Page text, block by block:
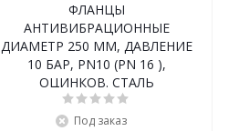
ФЛАНЦЫ
АНТИВИБРАЦИОННЫЕ
ДИАМЕТР 250 ММ, ДАВЛЕНИЕ
10 БАР, PN10 (PN 16 ),
ОЦИНКОВ. СТАЛЬ
Под заказ